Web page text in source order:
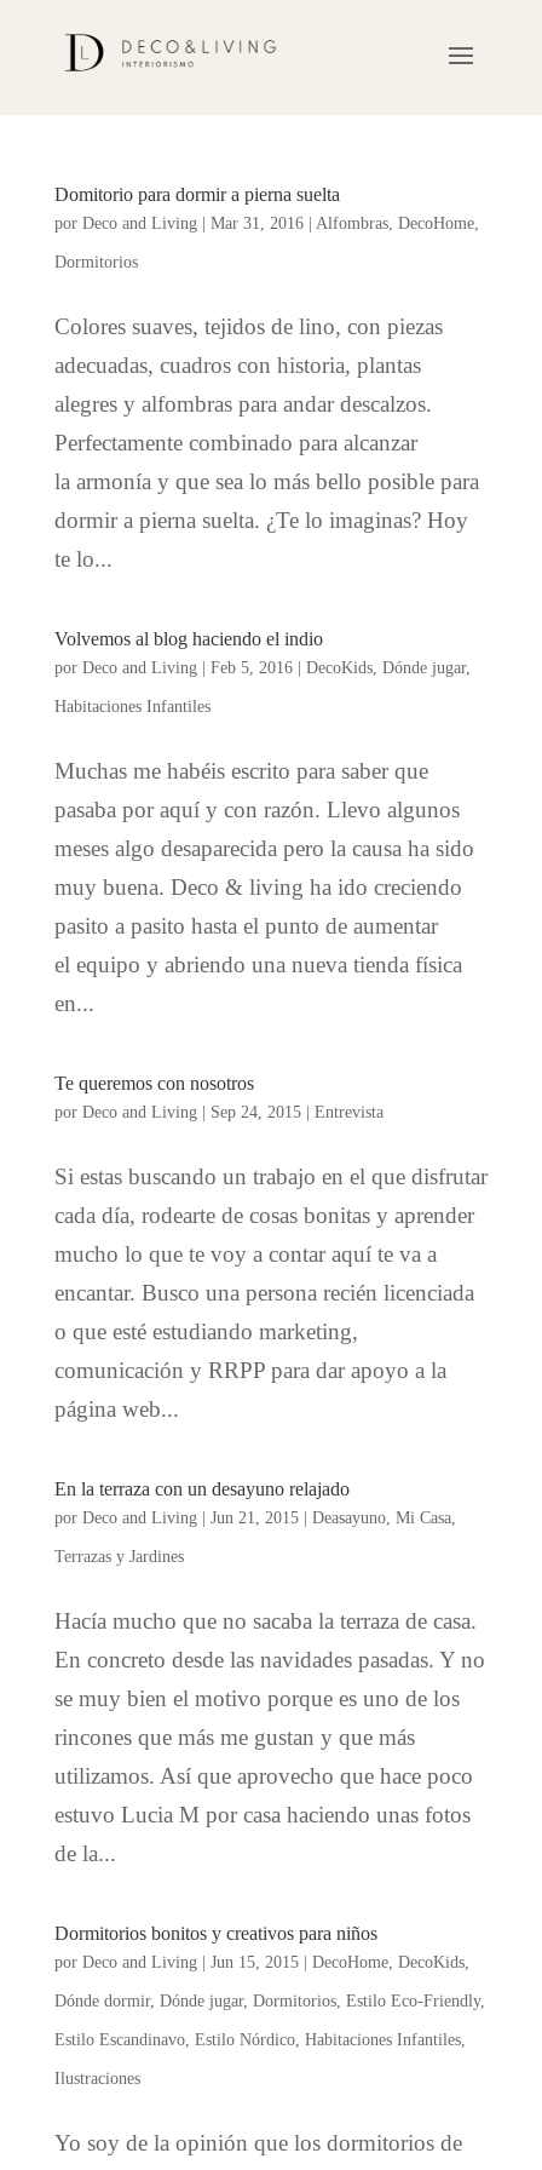
Domitorio para dormir a pierna suelta
por Deco and Living| Mar 31, 2016| Alfombras, DecoHome,
Dormitorios
Colores suaves, tejidos de lino, con piezas
adecuadas, cuadros con historia, plantas
alegres y alfombras para andar descalzos.
Perfectamente combinado para alcanzar
la armonía y que sea lo más bello posible para
dormir a pierna suelta. ¿Te lo imaginas? Hoy
te lo...
Volvemos al blog haciendo el indio
por Deco and Living| Feb 5, 2016| DecoKids, Dónde jugar,
Habitaciones Infantiles
Muchas me habéis escrito para saber que
pasaba por aquí y con razón. Llevo algunos
meses algo desaparecida pero la causa ha sido
muy buena. Deco & living ha ido creciendo
pasito a pasito hasta el punto de aumentar
el equipo y abriendo una nueva tienda física
en...
Te queremos con nosotros
por Deco and Living| Sep 24, 2015| Entrevista
Si estas buscando un trabajo en el que disfrutar
cada día, rodearte de cosas bonitas y aprender
mucho lo que te voy a contar aquí te va a
encantar. Busco una persona recién licenciada
o que esté estudiando marketing,
comunicación y RRPP para dar apoyo a la
página web...
En la terraza con un desayuno relajado
por Deco and Living| Jun 21, 2015| Deasayuno, Mi Casa,
Terrazas y Jardines
Hacía mucho que no sacaba la terraza de casa.
En concreto desde las navidades pasadas. Y no
se muy bien el motivo porque es uno de los
rincones que más me gustan y que más
utilizamos. Así que aprovecho que hace poco
estuvo Lucia M por casa haciendo unas fotos
de la...
Dormitorios bonitos y creativos para niños
por Deco and Living| Jun 15, 2015| DecoHome, DecoKids,
Dónde dormir, Dónde jugar, Dormitorios, Estilo Eco-Friendly,
Estilo Escandinavo, Estilo Nórdico, Habitaciones Infantiles,
Ilustraciones
Yo soy de la opinión que los dormitorios de